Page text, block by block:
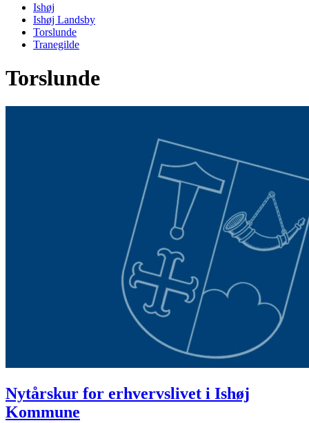
Ishøj
Ishøj Landsby
Torslunde
Tranegilde
Torslunde
Nytårskur for erhvervslivet i Ishøj
Kommune